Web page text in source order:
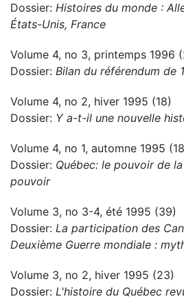
Dossier: Histoires du monde :
États-Unis, France
Volume 4, no 3, printemps 1996
Dossier: Bilan du référendum de
Volume 4, no 2, hiver 1995 (18)
Dossier: Y a-t-il une nouvelle
Volume 4, no 1, automne 1995
Dossier: Québec: le pouvoir de
pouvoir
Volume 3, no 3-4, été 1995 (39)
Dossier: La participation des
Deuxième Guerre mondiale :
Volume 3, no 2, hiver 1995 (23)
Dossier: L'histoire du Québec